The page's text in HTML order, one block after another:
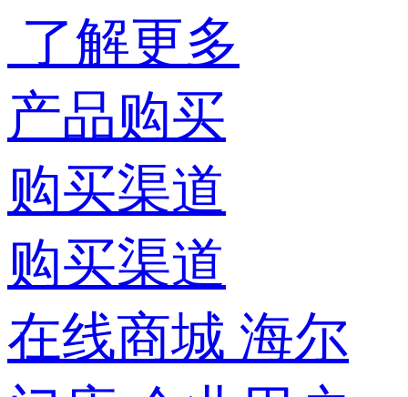
了解更多
产品购买
购买渠道
购买渠道
在线商城 海尔